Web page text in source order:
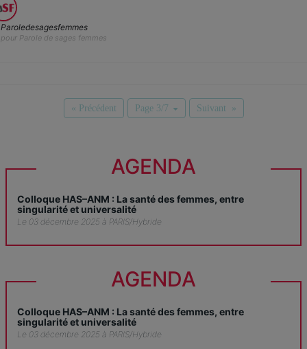
Paroledesagesfemmes
pour Parole de sages femmes
« Précédent Page 3/7 Suivant »
AGENDA
Colloque HAS–ANM : La santé des femmes, entre
singularité et universalité
Le 03 décembre 2025 à PARIS/Hybride
AGENDA
Colloque HAS–ANM : La santé des femmes, entre
singularité et universalité
Le 03 décembre 2025 à PARIS/Hybride